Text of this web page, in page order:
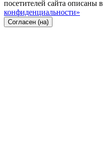
посетителей сайта описаны в
конфиденциальности»
Согласен (на)